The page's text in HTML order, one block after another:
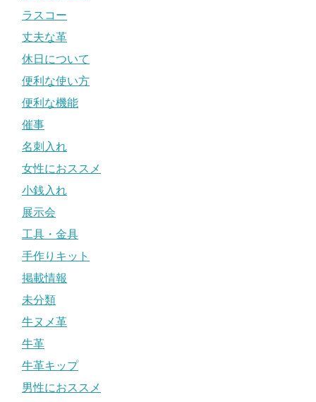
ラスコー
丈夫な革
休日について
便利な使い方
便利な機能
催事
名刺入れ
女性におススメ
小銭入れ
展示会
工具・金具
手作りキット
掲載情報
未分類
牛ヌメ革
牛革
牛革キップ
男性におススメ